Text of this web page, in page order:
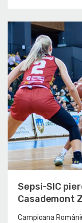
Sepsi-SIC
Casademont
Campioana